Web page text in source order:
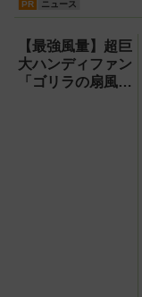
PR ニュース
【最強風量】超巨
大ハンディファン
「ゴリラの扇風